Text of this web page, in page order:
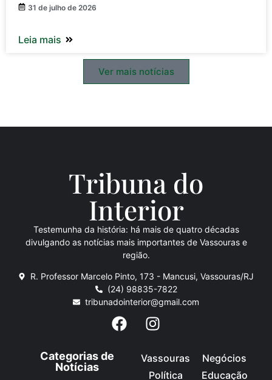
31 de julho de 2026
Leia mais
Ver mais notícias
Tribuna do
Interior
Testemunha da história: há mais de quatro décadas
divulgando as notícias mais importantes de Vassouras e
região.
R. Professor Marcelo Pinto, 173 - Mancusi, Vassouras/RJ
(24) 98835-7822
tribunadointerior@gmail.com
Categorias de
Notícias
Vassouras
Política
Negócios
Educação